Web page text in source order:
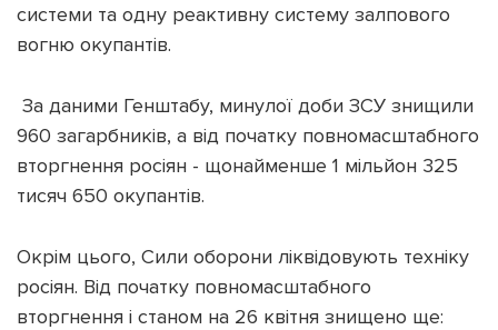
системи та одну реактивну систему залпового
вогню окупантів.
За даними Генштабу, минулої доби ЗСУ знищили
960 загарбників, а від початку повномасштабного
вторгнення росіян - щонайменше 1 мільйон 325
тисяч 650 окупантів.
Окрім цього, Сили оборони ліквідовують техніку
росіян. Від початку повномасштабного
вторгнення і станом на 26 квітня знищено ще: